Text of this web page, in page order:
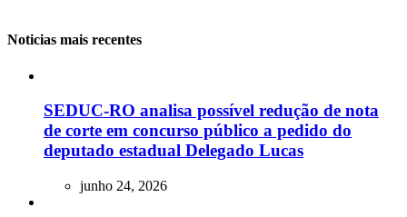
Noticias mais recentes
SEDUC-RO analisa possível redução de nota
de corte em concurso público a pedido do
deputado estadual Delegado Lucas
junho 24, 2026